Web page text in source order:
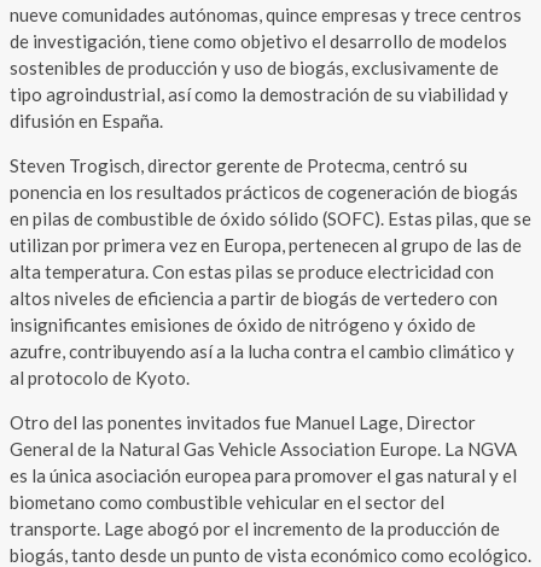
nueve comunidades autónomas, quince empresas y trece centros
de investigación, tiene como objetivo el desarrollo de modelos
sostenibles de producción y uso de biogás, exclusivamente de
tipo agroindustrial, así como la demostración de su viabilidad y
difusión en España.
Steven Trogisch, director gerente de Protecma, centró su
ponencia en los resultados prácticos de cogeneración de biogás
en pilas de combustible de óxido sólido (SOFC). Estas pilas, que se
utilizan por primera vez en Europa, pertenecen al grupo de las de
alta temperatura. Con estas pilas se produce electricidad con
altos niveles de eficiencia a partir de biogás de vertedero con
insignificantes emisiones de óxido de nitrógeno y óxido de
azufre, contribuyendo así a la lucha contra el cambio climático y
al protocolo de Kyoto.
Otro del las ponentes invitados fue Manuel Lage, Director
General de la Natural Gas Vehicle Association Europe. La NGVA
es la única asociación europea para promover el gas natural y el
biometano como combustible vehicular en el sector del
transporte. Lage abogó por el incremento de la producción de
biogás, tanto desde un punto de vista económico como ecológico.